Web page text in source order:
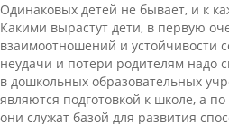
Одинаковых детей не бывает, и к
Какими вырастут дети, в первую
взаимоотношений и устойчивости
неудачи и потери родителям надо
в дошкольных образовательных
являются подготовкой к школе, а
они служат базой для развития